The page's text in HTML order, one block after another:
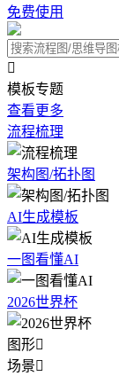
免费使用

模板专题
查看更多
流程梳理
架构图/拓扑图
AI生成模板
一图看懂AI
2026世界杯
图形
场景